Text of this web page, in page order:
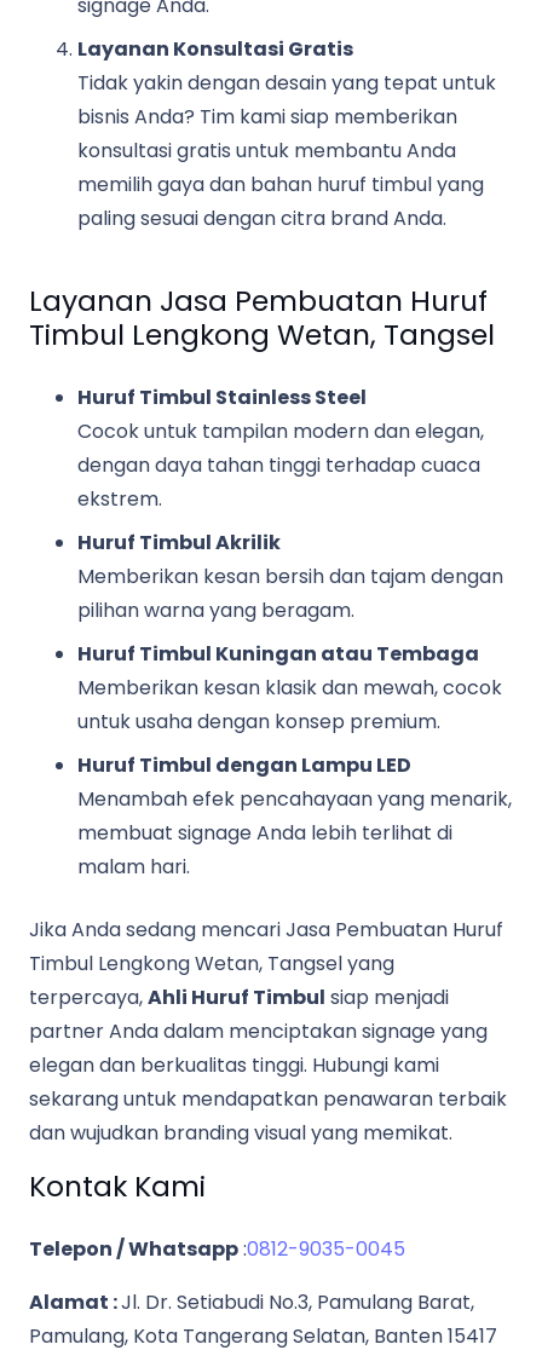
Layanan Konsultasi Gratis
Tidak yakin dengan desain yang tepat untuk
bisnis Anda? Tim kami siap memberikan
konsultasi gratis untuk membantu Anda
memilih gaya dan bahan huruf timbul yang
paling sesuai dengan citra brand Anda.
Layanan Jasa Pembuatan Huruf
Timbul Lengkong Wetan, Tangsel
Huruf Timbul Stainless Steel
Cocok untuk tampilan modern dan elegan,
dengan daya tahan tinggi terhadap cuaca
ekstrem.
Huruf Timbul Akrilik
Memberikan kesan bersih dan tajam dengan
pilihan warna yang beragam.
Huruf Timbul Kuningan atau Tembaga
Memberikan kesan klasik dan mewah, cocok
untuk usaha dengan konsep premium.
Huruf Timbul dengan Lampu LED
Menambah efek pencahayaan yang menarik,
membuat signage Anda lebih terlihat di
malam hari.
Jika Anda sedang mencari Jasa Pembuatan Huruf
Timbul Lengkong Wetan, Tangsel yang
terpercaya,Ahli Huruf Timbul siap menjadi
partner Anda dalam menciptakan signage yang
elegan dan berkualitas tinggi. Hubungi kami
sekarang untuk mendapatkan penawaran terbaik
dan wujudkan branding visual yang memikat.
Kontak Kami
Telepon / Whatsapp:0812-9035-0045
Alamat :Jl. Dr. Setiabudi No.3, Pamulang Barat,
Pamulang, Kota Tangerang Selatan, Banten 15417